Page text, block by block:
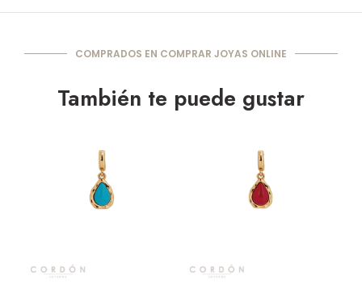
COMPRADOS EN COMPRAR JOYAS ONLINE
También te puede gustar